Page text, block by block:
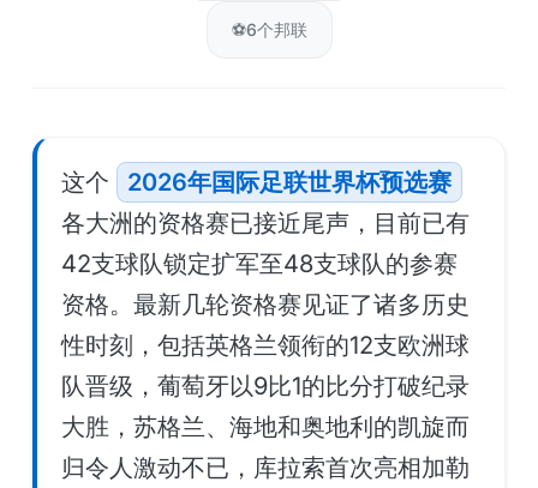
⚽6个邦联
这个
2026年国际足联世界杯预选赛
各大洲的资格赛已接近尾声，目前已有
42支球队锁定扩军至48支球队的参赛
资格。最新几轮资格赛见证了诸多历史
性时刻，包括英格兰领衔的12支欧洲球
队晋级，葡萄牙以9比1的比分打破纪录
大胜，苏格兰、海地和奥地利的凯旋而
归令人激动不已，库拉索首次亮相加勒